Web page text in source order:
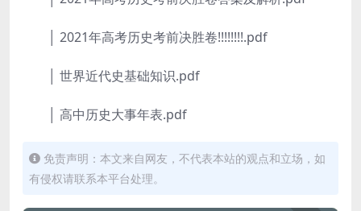
│ 2021年高考历史考前决胜卷!!!!!!!!.pdf
│ 世界近代史基础知识.pdf
│ 高中历史大事年表.pdf
免责声明：本文来自网友，不代表本站的观点和立场，如
有侵权请联系本平台处理。